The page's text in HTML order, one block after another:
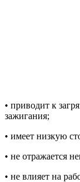
• приводит к
зажигания;
• имеет низкую
• не отражается
• не влияет на